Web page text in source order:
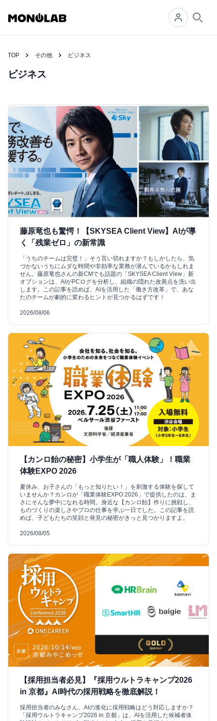
TOP その他 ビジネス
ビジネス
藤原竜也も驚愕！【SKYSEA Client View】AIが導
く「残業ゼロ」の新常識
「うちのチームは完璧！」そう言い切れますか？もしかしたら、気
づかないうちにムダな時間や非効率な業務が潜んでいるかもしれま
せん。藤原竜也さんの新CMでも話題の「SKYSEA Client View」新
オプションは、AIがPCログを分析し、組織の隠れた改善点を洗い出
します。この記事を読めば、AIを活用した「働き方改革」で、あな
たのチームが劇的に変わるヒントが見つかるはずです！
2026/08/06
【カンロ飴の秘密】小学生が「職人体験」！職業
体験EXPO 2026
夏休み、お子さんの「もっと知りたい！」を刺激する体験を探して
いませんか？カンロが「職業体験EXPO 2026」で提供したのは、ま
さにそんな夢中になれる時間。身近な【カンロ飴】作りに挑戦し、
ものづくりの楽しさやプロの仕事を学ぶ一日でした。この記事を読
めば、子どもたちの笑顔と発見の秘密がきっと見つかりますよ。
2026/08/05
【採用担当者必見】『採用ウルトラキャンプ2026
in 京都』AI時代の採用戦略を徹底解説！
採用担当者のみなさん、AIの進化に採用戦略はどう対応しますか？
「採用ウルトラキャンプ2026 in 京都」は、AIを活用した候補者体